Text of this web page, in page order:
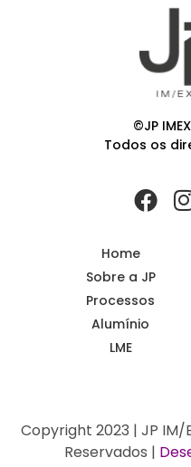
©JP
Todos os
Home
Sobre a JP
Processos
Alumínio
LME
Copyright 2023 | JP IM/
Reservados |